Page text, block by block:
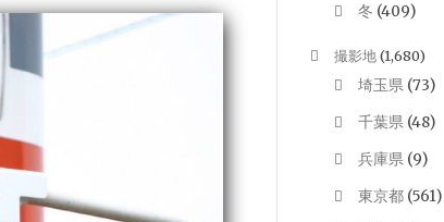
冬 (409)
撮影地(1,680)
埼玉県 (73)
千葉県 (48)
兵庫県 (9)
東京都 (561)